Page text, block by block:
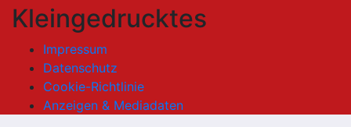
Kleingedrucktes
Impressum
Datenschutz
Cookie-Richtlinie
Anzeigen & Mediadaten